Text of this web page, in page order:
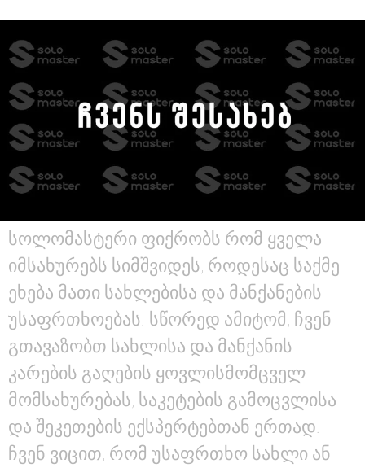
სოლომასტერი ფიქრობს რომ ყველა
იმსახურებს სიმშვიდეს, როდესაც საქმე
ეხება მათი სახლებისა და მანქანების
უსაფრთხოებას. სწორედ ამიტომ, ჩვენ
გთავაზობთ სახლისა და მანქანის
კარების გაღების ყოვლისმომცველ
მომსახურებას, საკეტების გამოცვლისა
და შეკეთების ექსპერტებთან ერთად.
ჩვენ ვიცით, რომ უსაფრთხო სახლი ან